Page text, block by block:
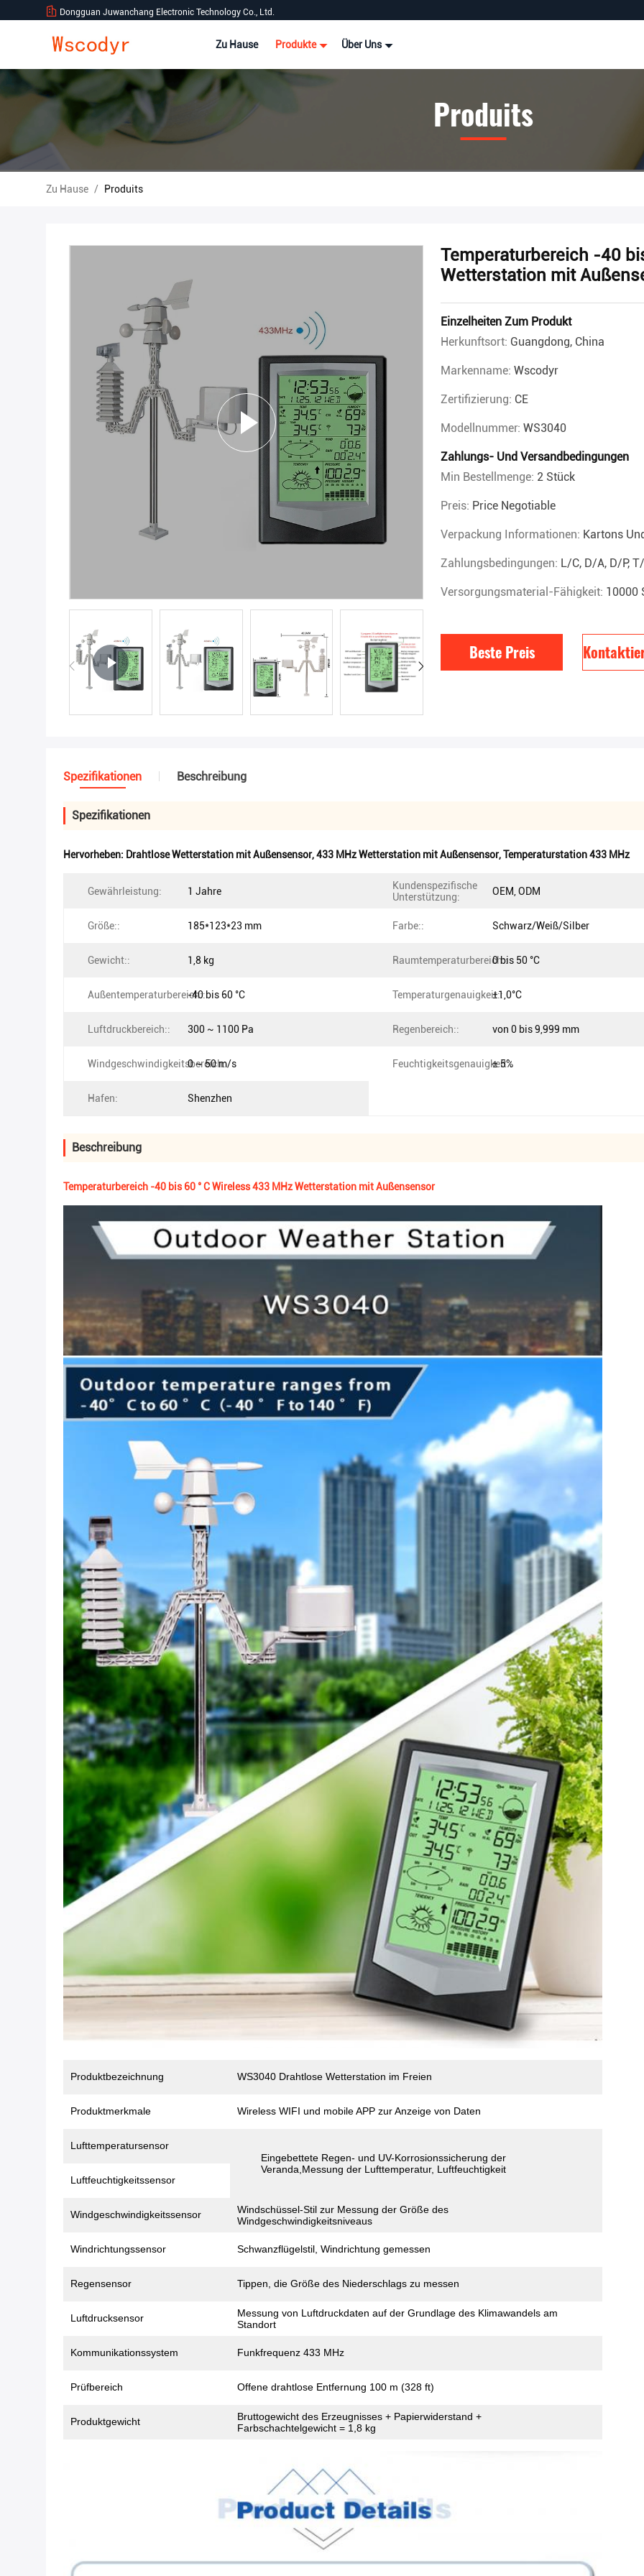
Dongguan Juwanchang Electronic Technology Co., Ltd.
Zu Hause Produkte Über Uns
Produits
Zu Hause / Produits
Temperaturbereich -40
Wetterstation mit
Einzelheiten Zum Produkt
Herkunftsort: Guangdong, China
Markenname: Wscodyr
Zertifizierung: CE
Modellnummer: WS3040
Zahlungs- Und Versandbedingungen
Min Bestellmenge: 2 Stück
Preis: Price Negotiable
Verpackung Informationen: Kartons
Zahlungsbedingungen: L/C, D/A, D/P,
Versorgungsmaterial-Fähigkeit: 10000
Beste Preis
Spezifikationen Beschreibung
Spezifikationen
Hervorheben: Drahtlose Wetterstation mit Außensensor,433 MHz Wetterstation mit Außensensor,Temperaturstation 433 MHz
Gewährleistung: 1 Jahre
Kundenspezifische
Unterstützung:
OEM, ODM
Größe:: 185*123*23 mm Farbe:: Schwarz/Weiß/Silber
Gewicht:: 1,8 kg Raumtemperaturbereich::0 bis 50 °C
Außentemperaturbereich::-40 bis 60 °C Temperaturgenauigkeit::±1,0°C
Luftdruckbereich:: 300 ~ 1100 Pa Regenbereich:: von 0 bis 9,999 mm
Windgeschwindigkeitsbereich:
0 ~ 50 m/s Feuchtigkeitsgenauigkeit::
± 5%
Hafen: Shenzhen
Beschreibung
Temperaturbereich -40 bis 60 ° C Wireless 433 MHz Wetterstation mit Außensensor
Produktbezeichnung WS3040 Drahtlose Wetterstation im Freien
Produktmerkmale Wireless WIFI und mobile APP zur Anzeige von Daten
Lufttemperatursensor
Eingebettete Regen- und UV-Korrosionssicherung der
Veranda,Messung der Lufttemperatur, Luftfeuchtigkeit
Luftfeuchtigkeitssensor
Windgeschwindigkeitssensor
Windschüssel-Stil zur Messung der Größe des
Windgeschwindigkeitsniveaus
Windrichtungssensor Schwanzflügelstil, Windrichtung gemessen
Regensensor Tippen, die Größe des Niederschlags zu messen
Luftdrucksensor
Messung von Luftdruckdaten auf der Grundlage des Klimawandels am
Standort
Kommunikationssystem Funkfrequenz 433 MHz
Prüfbereich Offene drahtlose Entfernung 100 m (328 ft)
Produktgewicht
Bruttogewicht des Erzeugnisses + Papierwiderstand +
Farbschachtelgewicht = 1,8 kg